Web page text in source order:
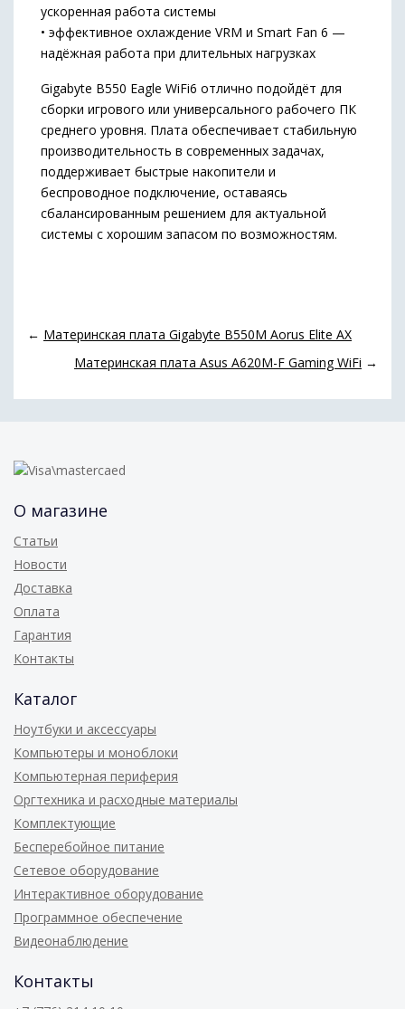
ускоренная работа системы
• эффективное охлаждение VRM и Smart Fan 6 —
надёжная работа при длительных нагрузках
Gigabyte B550 Eagle WiFi6 отлично подойдёт для
сборки игрового или универсального рабочего ПК
среднего уровня. Плата обеспечивает стабильную
производительность в современных задачах,
поддерживает быстрые накопители и
беспроводное подключение, оставаясь
сбалансированным решением для актуальной
системы с хорошим запасом по возможностям.
← Материнская плата Gigabyte B550M Aorus Elite AX
Материнская плата Asus A620M-F Gaming WiFi →
О магазине
Статьи
Новости
Доставка
Оплата
Гарантия
Контакты
Каталог
Ноутбуки и аксессуары
Компьютеры и моноблоки
Компьютерная периферия
Оргтехника и расходные материалы
Комплектующие
Бесперебойное питание
Сетевое оборудование
Интерактивное оборудование
Программное обеспечение
Видеонаблюдение
Контакты